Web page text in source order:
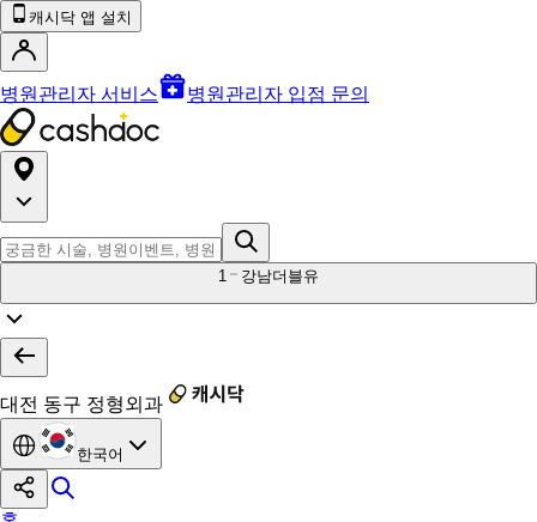
캐시닥 앱 설치
병원관리자 서비스 병원관리자 입점 문의
1 강남더블유
대전 동구 정형외과
한국어